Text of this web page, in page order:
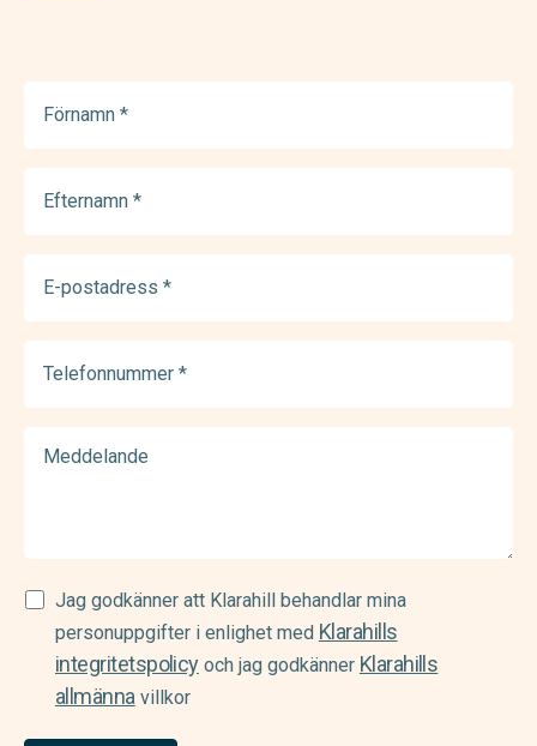
(Required)
(Required)
postadress
(Required)
Samtycke
(Required)
Jag godkänner att Klarahill behandlar mina
personuppgifter i enlighet med Klarahills
integritetspolicyoch jag godkänner Klarahills
allmännavillkor